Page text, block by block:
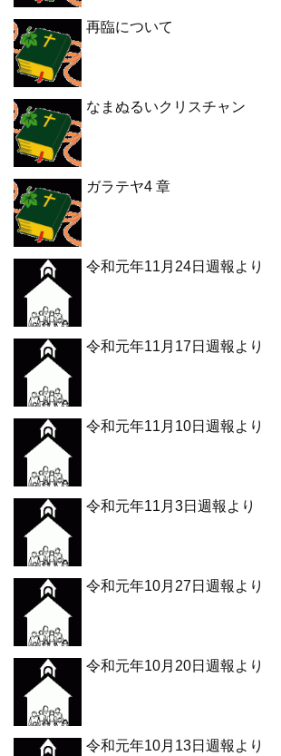
再臨について
なまぬるいクリスチャン
ガラテヤ4 章
令和元年11月24日週報より
令和元年11月17日週報より
令和元年11月10日週報より
令和元年11月3日週報より
令和元年10月27日週報より
令和元年10月20日週報より
令和元年10月13日週報より